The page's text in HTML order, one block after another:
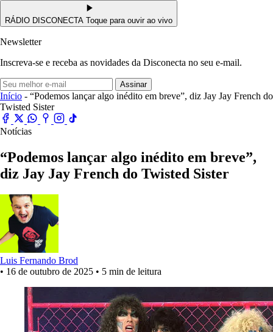
RÁDIO DISCONECTA Toque para ouvir ao vivo
Newsletter
Inscreva-se e receba as novidades da Disconecta no seu e-mail.
Assinar
Início - “Podemos lançar algo inédito em breve”, diz Jay Jay French do
Twisted Sister
Notícias
“Podemos lançar algo inédito em breve”,
diz Jay Jay French do Twisted Sister
Luis Fernando Brod
• 16 de outubro de 2025 • 5 min de leitura